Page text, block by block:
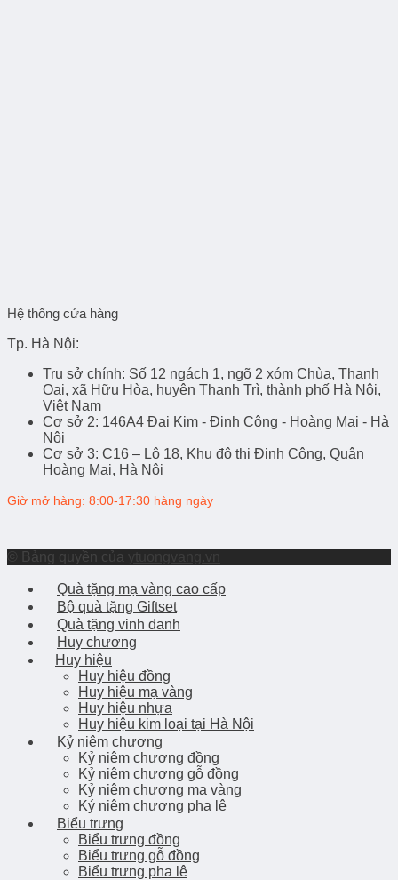
Hệ thống cửa hàng
Tp. Hà Nội:
Trụ sở chính: Số 12 ngách 1, ngõ 2 xóm Chùa, Thanh
Oai, xã Hữu Hòa, huyện Thanh Trì, thành phố Hà Nội,
Việt Nam
Cơ sở 2: 146A4 Đại Kim - Định Công - Hoàng Mai - Hà
Nội
Cơ sở 3: C16 – Lô 18, Khu đô thị Định Công, Quận
Hoàng Mai, Hà Nội
Giờ mở hàng: 8:00-17:30 hàng ngày
© Bảng quyền của ytuongvang.vn
Quà tặng mạ vàng cao cấp
Bộ quà tặng Giftset
Quà tặng vinh danh
Huy chương
Huy hiệu
Huy hiệu đồng
Huy hiệu mạ vàng
Huy hiệu nhựa
Huy hiệu kim loại tại Hà Nội
Kỷ niệm chương
Kỷ niệm chương đồng
Kỷ niệm chương gỗ đồng
Kỷ niệm chương mạ vàng
Ký niệm chương pha lê
Biểu trưng
Biểu trưng đồng
Biểu trưng gỗ đồng
Biểu trưng pha lê